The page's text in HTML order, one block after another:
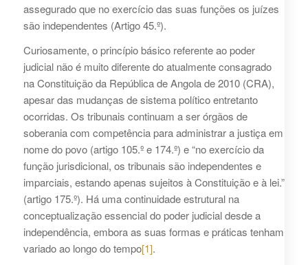
assegurado que no exercício das suas funções os juízes
são independentes (Artigo 45.º).
Curiosamente, o princípio básico referente ao poder
judicial não é muito diferente do atualmente consagrado
na Constituição da República de Angola de 2010 (CRA),
apesar das mudanças de sistema político entretanto
ocorridas. Os tribunais continuam a ser órgãos de
soberania com competência para administrar a justiça em
nome do povo (artigo 105.º e 174.º) e “no exercício da
função jurisdicional, os tribunais são independentes e
imparciais, estando apenas sujeitos à Constituição e à lei.”
(artigo 175.º). Há uma continuidade estrutural na
conceptualização essencial do poder judicial desde a
independência, embora as suas formas e práticas tenham
variado ao longo do tempo[1].